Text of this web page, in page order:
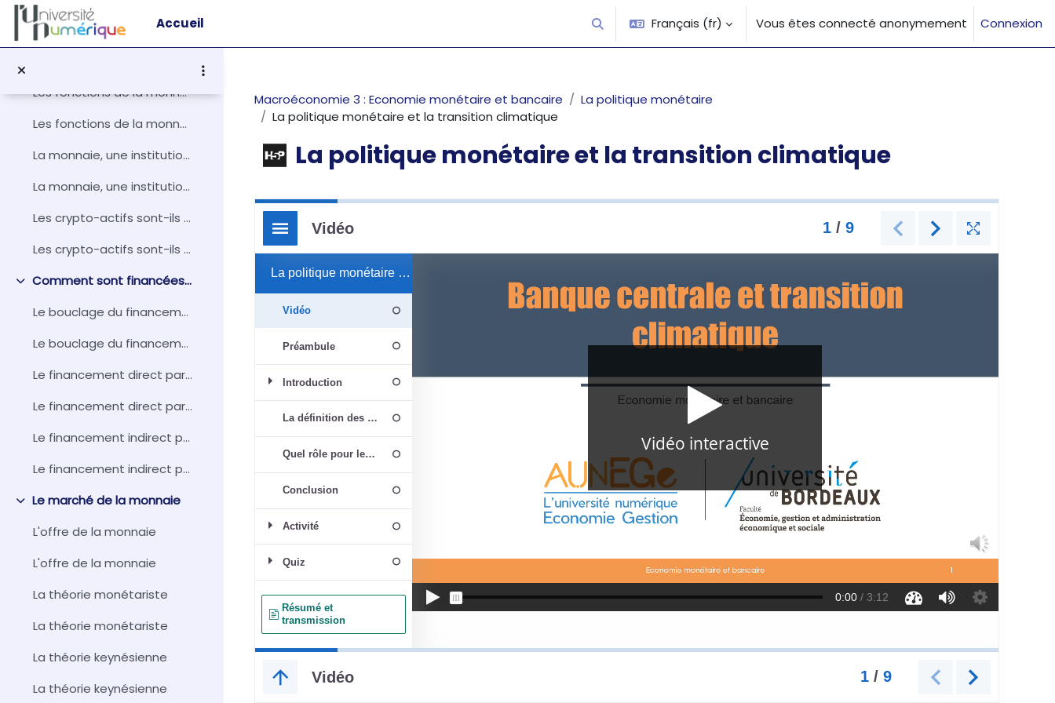
Passer au contenu principal
Accueil
Activer/désactiver la saisie de recherche
Français ‎(fr)‎ Vous êtes connecté anonymement Connexion
Bibliographie
Replier
Les fonctions de la monnaie
Les fonctions de la monnaie
La monnaie, une institution au service de l’économie
La monnaie, une institution au service de l'économie
Les crypto-actifs sont-ils de la monnaie ?
Les crypto-actifs sont-ils de la monnaie ?
Replier
Comment sont financées les économies contemporaines ?
Le bouclage du financement de l'économie
Le bouclage du financement des économies
Le financement direct par les marchés de capitaux
Le financement direct par les marchés de capitaux
Le financement indirect par les intermédiaires financiers
Le financement indirect par les intermédiaires financiers
Replier
Le marché de la monnaie
L'offre de la monnaie
L'offre de la monnaie
La théorie monétariste
La théorie monétariste
La théorie keynésienne
La théorie keynésienne
Macroéconomie 3 : Economie monétaire et bancaire
La politique monétaire
La politique monétaire et la transition climatique
La politique monétaire et la transition climatique